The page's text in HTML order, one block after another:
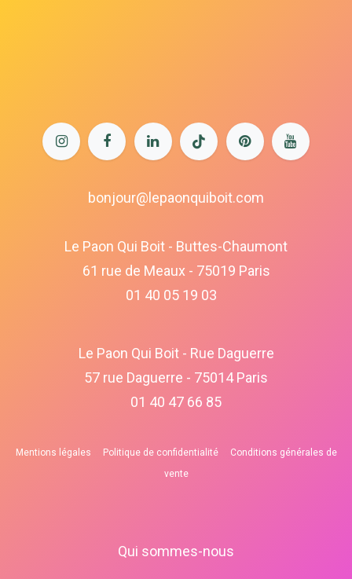
bonjour@lepaonquiboit.com
Le Paon Qui Boit - Buttes-Chaumont
61 rue de Meaux - 75019 Paris
01 40 05 19 03
Le Paon Qui Boit - Rue Daguerre
57 rue Daguerre - 75014 Paris
01 40 47 66 85
Mentions légales Politique de confidentialité
Conditions générales de
vente
Qui sommes-nous